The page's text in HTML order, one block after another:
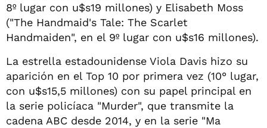
8º lugar con u$s19 millones) y Elisabeth Moss
("The Handmaid's Tale: The Scarlet
Handmaiden", en el 9º lugar con u$s16 millones).
La estrella estadounidense Viola Davis hizo su
aparición en el Top 10 por primera vez (10° lugar,
con u$s15,5 millones) con su papel principal en
la serie policíaca "Murder", que transmite la
cadena ABC desde 2014, y en la serie "Ma